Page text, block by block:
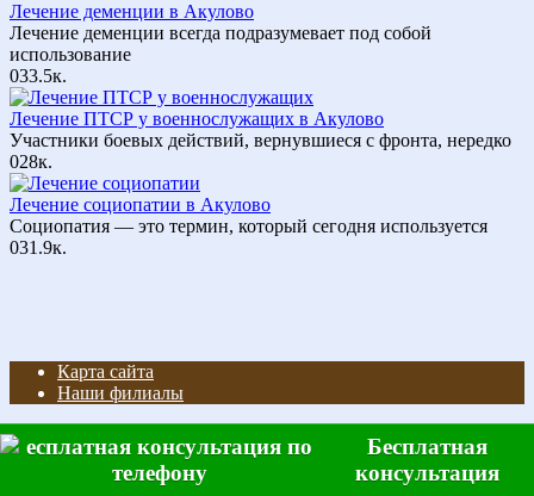
Лечение деменции в Акулово
Лечение деменции всегда подразумевает под собой
использование
033.5к.
Лечение ПТСР у военнослужащих в Акулово
Участники боевых действий, вернувшиеся с фронта, нередко
028к.
Лечение социопатии в Акулово
Социопатия — это термин, который сегодня используется
031.9к.
Карта сайта
Наши филиалы
© 2026 Клиника наркологии и психиатрии "Рука помощи"
Бесплатная
консультация
FAQ Отзывы